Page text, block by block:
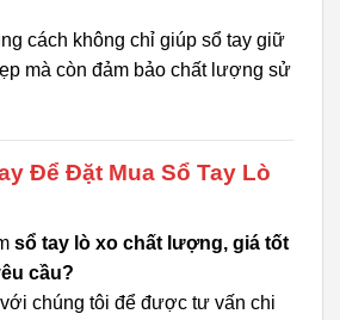
cách không chỉ giúp sổ tay giữ
mà còn đảm bảo chất lượng sử
Để Đặt Mua Sổ Tay Lò
sổ tay lò xo chất lượng, giá tốt
cầu?
chúng tôi để được tư vấn chi